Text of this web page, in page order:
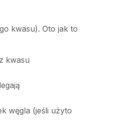
kwasu). Oto jak to
kwasu
węgla (jeśli użyto